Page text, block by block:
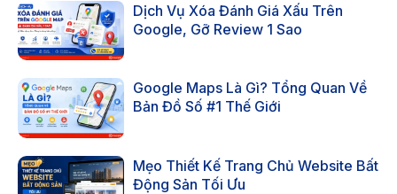
Dịch Vụ Xóa Đánh Giá Xấu Trên
Google, Gỡ Review 1 Sao
Google Maps Là Gì? Tổng Quan Về
Bản Đồ Số #1 Thế Giới
Mẹo Thiết Kế Trang Chủ Website Bất
Động Sản Tối Ưu